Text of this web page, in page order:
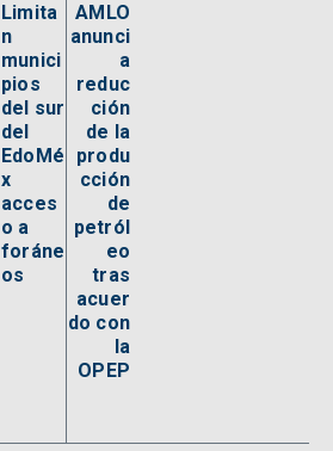
Limita
n
munici
pios
del sur
del
EdoMé
x
acces
o a
foráne
os
AMLO
anunci
a
reduc
ción
de la
produ
cción
de
petról
eo
tras
acuer
do con
la
OPEP